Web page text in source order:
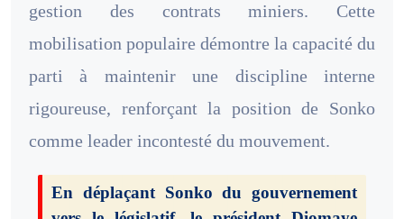
gestion des contrats miniers. Cette
mobilisation populaire démontre la capacité du
parti à maintenir une discipline interne
rigoureuse, renforçant la position de Sonko
comme leader incontesté du mouvement.
En déplaçant Sonko du gouvernement